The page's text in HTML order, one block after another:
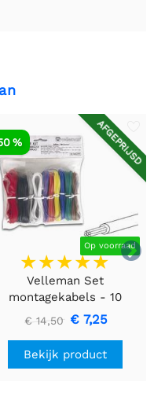

AFGEPRIJSD
Op voorraad
%
Velleman Set
montagekabels - 10
- 60m - flexibele
kern (multi core)
€ 14,50 € 7,25
Bekijk product